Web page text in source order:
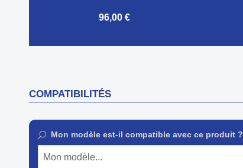
96,00 €
COMPATIBILITÉS
Mon modèle est-il compatible avec ce produit ?
Mon modèle...